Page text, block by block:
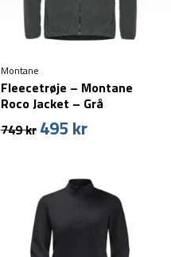
Montane
Fleecetrøje – Montane
Roco Jacket – Grå
749kr Den
749 kr.
495 krDen
er:
495 kr.